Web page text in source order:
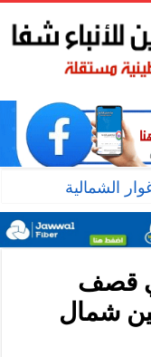
الشمالية
قصف
شمال